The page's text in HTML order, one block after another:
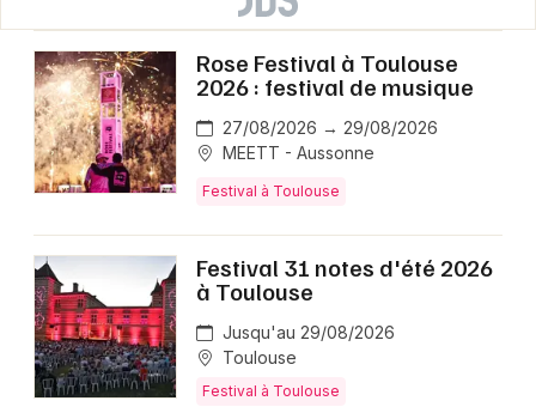
Rose Festival à Toulouse
2026 : festival de musique
27/08/2026 → 29/08/2026
MEETT - Aussonne
Festival à Toulouse
Festival 31 notes d'été 2026
à Toulouse
Jusqu'au 29/08/2026
Toulouse
Festival à Toulouse